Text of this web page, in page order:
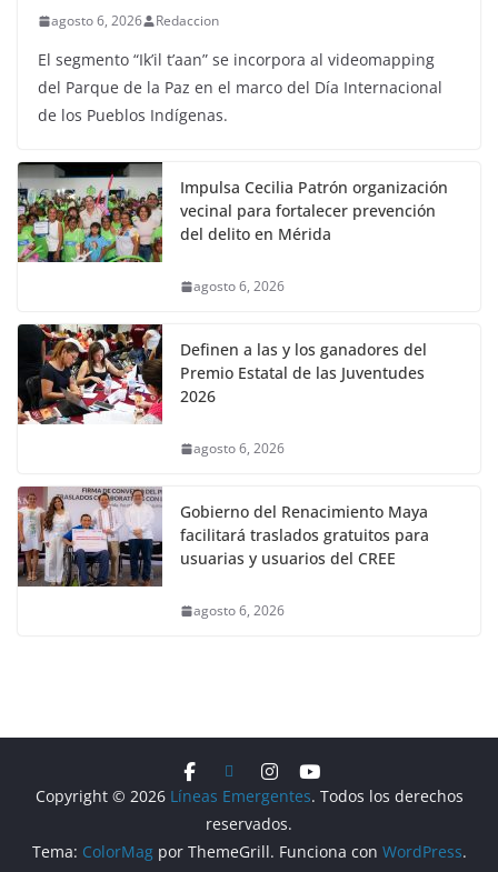
agosto 6, 2026 Redaccion
El segmento “Ik’il t’aan” se incorpora al videomapping
del Parque de la Paz en el marco del Día Internacional
de los Pueblos Indígenas.
Impulsa Cecilia Patrón organización
vecinal para fortalecer prevención
del delito en Mérida
agosto 6, 2026
Definen a las y los ganadores del
Premio Estatal de las Juventudes
2026
agosto 6, 2026
Gobierno del Renacimiento Maya
facilitará traslados gratuitos para
usuarias y usuarios del CREE
agosto 6, 2026
Copyright © 2026 Líneas Emergentes. Todos los derechos
reservados.
Tema: ColorMagpor ThemeGrill. Funciona con WordPress.